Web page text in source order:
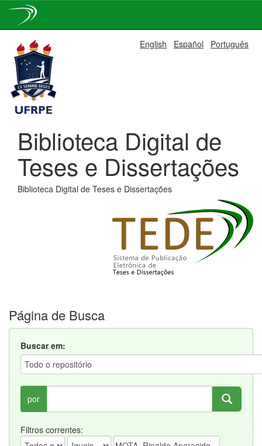
navigation
English Español Português
Biblioteca Digital de
Teses e Dissertações
Biblioteca Digital de Teses e Dissertações
Página de Busca
Buscar em:
por
Filtros correntes: